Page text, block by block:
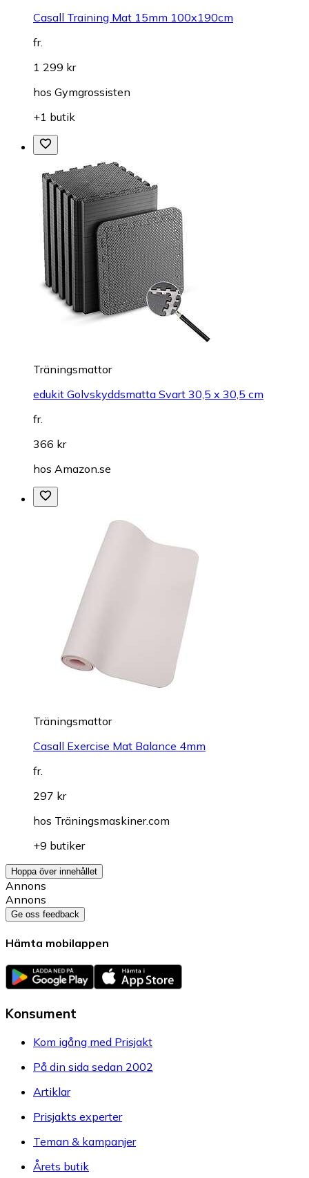
Casall Training Mat 15mm 100x190cm
fr.
1 299 kr
hos Gymgrossisten
+1 butik
Träningsmattor
edukit Golvskyddsmatta Svart 30,5 x 30,5 cm
fr.
366 kr
hos Amazon.se
Träningsmattor
Casall Exercise Mat Balance 4mm
fr.
297 kr
hos Träningsmaskiner.com
+9 butiker
Hoppa över innehållet
Annons
Annons
Ge oss feedback
Hämta mobilappen
Konsument
Kom igång med Prisjakt
På din sida sedan 2002
Artiklar
Prisjakts experter
Teman & kampanjer
Årets butik